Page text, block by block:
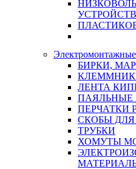
БИРКИ,
ЛЕНТА
ПАЯЛЬНЫЕ
ПЕРЧАТКИ
СКОБЫ
ТРУБКИ
ХОМУТЫ